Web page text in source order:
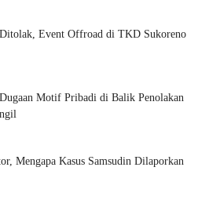
Ditolak, Event Offroad di TKD Sukoreno
Motif Pribadi di Balik Penolakan
Mengapa Kasus Samsudin Dilaporkan